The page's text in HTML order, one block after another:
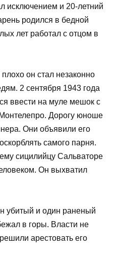
исключением и 20-летний
родился в бедной
лет работал с отцом в
он стал незаконно
2 сентября 1943 года
ввести на муле мешок с
Дорогу юноше
Они объявили его
самого парня.
сицилийцу Сальваторе
Он выхватил
убитый и один раненый
в горы. Власти не
арестовать его